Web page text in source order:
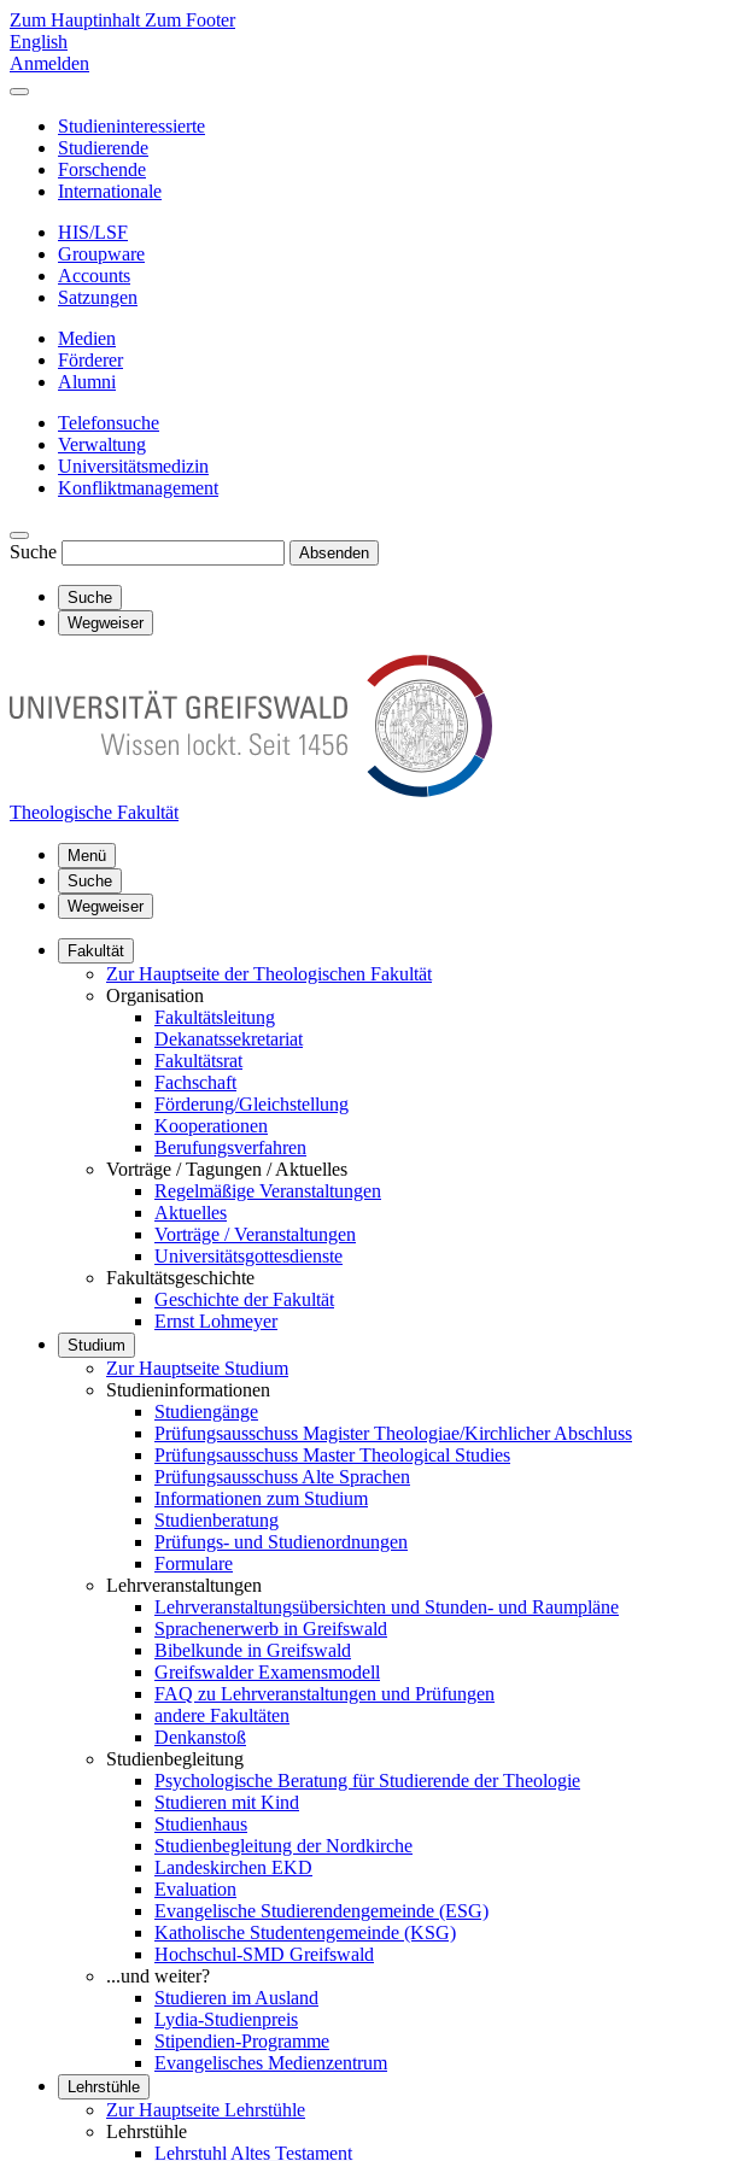
Zum Hauptinhalt Zum Footer
English
Anmelden
Studieninteressierte
Studierende
Forschende
Internationale
HIS/LSF
Groupware
Accounts
Satzungen
Medien
Förderer
Alumni
Telefonsuche
Verwaltung
Universitätsmedizin
Konfliktmanagement
Suche Absenden
Suche
Wegweiser
Theologische Fakultät
Menü
Suche
Wegweiser
Fakultät
Zur Hauptseite der Theologischen Fakultät
Organisation
Fakultätsleitung
Dekanatssekretariat
Fakultätsrat
Fachschaft
Förderung/Gleichstellung
Kooperationen
Berufungsverfahren
Vorträge / Tagungen / Aktuelles
Regelmäßige Veranstaltungen
Aktuelles
Vorträge / Veranstaltungen
Universitätsgottesdienste
Fakultätsgeschichte
Geschichte der Fakultät
Ernst Lohmeyer
Studium
Zur Hauptseite Studium
Studieninformationen
Studiengänge
Prüfungsausschuss Magister Theologiae/Kirchlicher Abschluss
Prüfungsausschuss Master Theological Studies
Prüfungsausschuss Alte Sprachen
Informationen zum Studium
Studienberatung
Prüfungs- und Studienordnungen
Formulare
Lehrveranstaltungen
Lehrveranstaltungsübersichten und Stunden- und Raumpläne
Sprachenerwerb in Greifswald
Bibelkunde in Greifswald
Greifswalder Examensmodell
FAQ zu Lehrveranstaltungen und Prüfungen
andere Fakultäten
Denkanstoß
Studienbegleitung
Psychologische Beratung für Studierende der Theologie
Studieren mit Kind
Studienhaus
Studienbegleitung der Nordkirche
Landeskirchen EKD
Evaluation
Evangelische Studierendengemeinde (ESG)
Katholische Studentengemeinde (KSG)
Hochschul-SMD Greifswald
...und weiter?
Studieren im Ausland
Lydia-Studienpreis
Stipendien-Programme
Evangelisches Medienzentrum
Lehrstühle
Zur Hauptseite Lehrstühle
Lehrstühle
Lehrstuhl Altes Testament